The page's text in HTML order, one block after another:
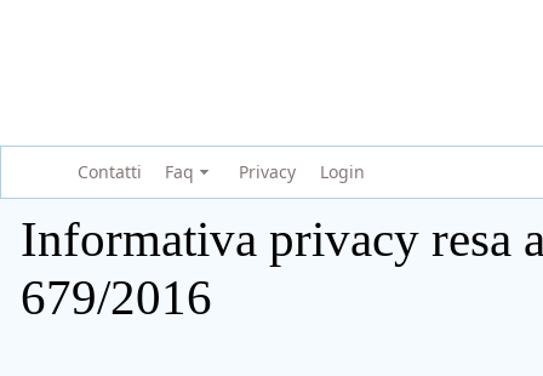
Contatti Faq Privacy Login
Informativa privacy resa
679/2016